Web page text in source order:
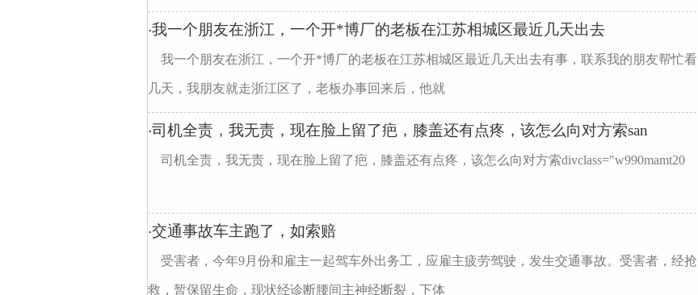
·我一个朋友在浙江，一个开*博厂的老板在江苏相城区最近几天出去
我一个朋友在浙江，一个开*博厂的老板在江苏相城区最近几天出去有事，联系我的朋友帮忙看
几天，我朋友就走浙江区了，老板办事回来后，他就
·司机全责，我无责，现在脸上留了疤，膝盖还有点疼，该怎么向对方索san
司机全责，我无责，现在脸上留了疤，膝盖还有点疼，该怎么向对方索divclass="w990mamt20
·交通事故车主跑了，如索赔
受害者，今年9月份和雇主一起驾车外出务工，应雇主疲劳驾驶，发生交通事故。受害者，经抢
救，暂保留生命，现状经诊断腰间主神经断裂，下体